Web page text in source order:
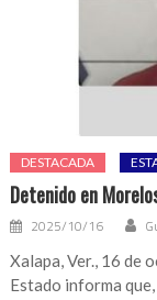
DESTACADA
Detenido en
2025/10/16
Xalapa, Ver., 16 de
Estado informa